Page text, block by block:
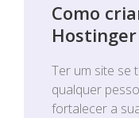
Como
Hostinger
Ter um site se
qualquer
fortalecer a